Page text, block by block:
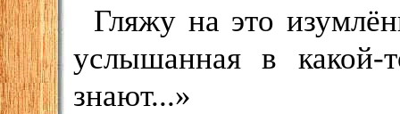
Гляжу на это
услышанная в
знают...»